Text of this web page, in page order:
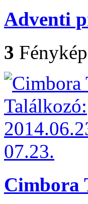
Adventi
3 Fénykép
Cimbora